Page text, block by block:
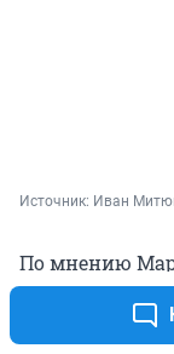
Источник: Иван
По мнению
отличается
обслуживания